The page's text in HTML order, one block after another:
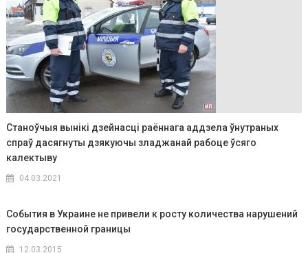
Станоўчыя вынікі дзейнасці раённага аддзела ўнутраных
спраў дасягнуты дзякуючы зладжанай рабоце ўсяго
калектыву
04.03.2021
События в Украине не привели к росту количества нарушений
государственной границы
12.03.2015